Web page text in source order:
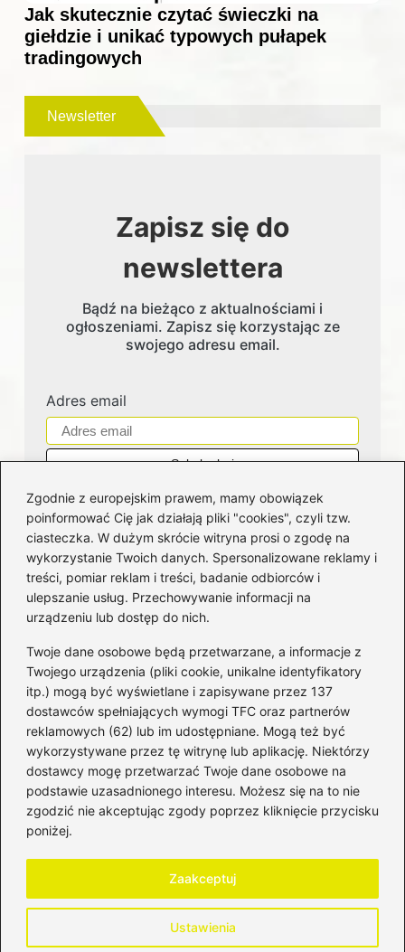
Zgodnie z europejskim prawem, mamy obowiązek
poinformować Cię jak działają pliki "cookies", czyli tzw.
ciasteczka. W dużym skrócie witryna prosi o zgodę na
wykorzystanie Twoich danych. Spersonalizowane reklamy i
treści, pomiar reklam i treści, badanie odbiorców i
ulepszanie usług. Przechowywanie informacji na
urządzeniu lub dostęp do nich.
Twoje dane osobowe będą przetwarzane, a informacje z
Twojego urządzenia (pliki cookie, unikalne identyfikatory
itp.) mogą być wyświetlane i zapisywane przez 137
dostawców spełniających wymogi TFC oraz partnerów
reklamowych (62) lub im udostępniane. Mogą też być
wykorzystywane przez tę witrynę lub aplikację. Niektórzy
dostawcy mogę przetwarzać Twoje dane osobowe na
podstawie uzasadnionego interesu. Możesz się na to nie
zgodzić nie akceptując zgody poprzez kliknięcie przycisku
poniżej.
Ustawienia
Zaakceptuj
Jak skutecznie czytać świeczki na
giełdzie i unikać typowych pułapek
tradingowych
Newsletter
Zapisz się do
newslettera
Bądź na bieżąco z aktualnościami i
ogłoszeniami. Zapisz się korzystając ze
swojego adresu email.
Adres email
Kategorie
Bankowość (184)
Fundusze
(36)
Giełda(28)
Inwestycje(50)
Rentowność(32)
Rozliczenia(196)
Świadczenia socjalne(59)
Waluty(22)
Windykacja(50)
Polityka prywatności